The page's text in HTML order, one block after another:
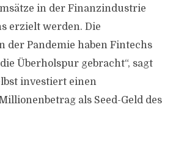
in der Finanzindustrie
erzielt werden. Die
der Pandemie haben Fintechs
Überholspur gebracht“, sagt
investiert einen
als Seed-Geld des